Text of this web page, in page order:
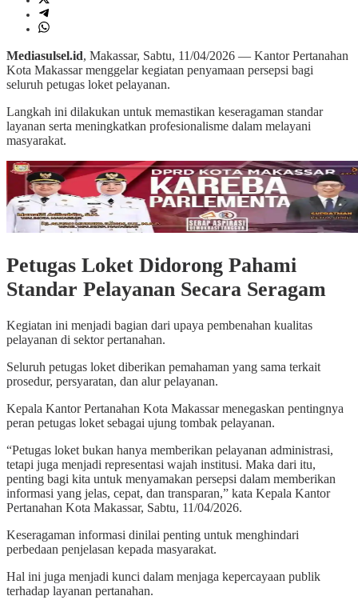
Mediasulsel.id, Makassar, Sabtu, 11/04/2026 — Kantor Pertanahan
Kota Makassar menggelar kegiatan penyamaan persepsi bagi
seluruh petugas loket pelayanan.
Langkah ini dilakukan untuk memastikan keseragaman standar
layanan serta meningkatkan profesionalisme dalam melayani
masyarakat.
Petugas Loket Didorong Pahami
Standar Pelayanan Secara Seragam
Kegiatan ini menjadi bagian dari upaya pembenahan kualitas
pelayanan di sektor pertanahan.
Seluruh petugas loket diberikan pemahaman yang sama terkait
prosedur, persyaratan, dan alur pelayanan.
Kepala Kantor Pertanahan Kota Makassar menegaskan pentingnya
peran petugas loket sebagai ujung tombak pelayanan.
“Petugas loket bukan hanya memberikan pelayanan administrasi,
tetapi juga menjadi representasi wajah institusi. Maka dari itu,
penting bagi kita untuk menyamakan persepsi dalam memberikan
informasi yang jelas, cepat, dan transparan,” kata Kepala Kantor
Pertanahan Kota Makassar, Sabtu, 11/04/2026.
Keseragaman informasi dinilai penting untuk menghindari
perbedaan penjelasan kepada masyarakat.
Hal ini juga menjadi kunci dalam menjaga kepercayaan publik
terhadap layanan pertanahan.